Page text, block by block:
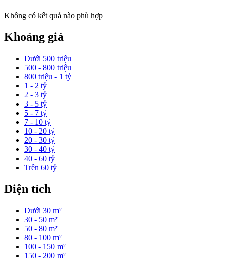
Không có kết quả nào phù hợp
Khoảng giá
Dưới 500 triệu
500 - 800 triệu
800 triệu - 1 tỷ
1 - 2 tỷ
2 - 3 tỷ
3 - 5 tỷ
5 - 7 tỷ
7 - 10 tỷ
10 - 20 tỷ
20 - 30 tỷ
30 - 40 tỷ
40 - 60 tỷ
Trên 60 tỷ
Diện tích
Dưới 30 m²
30 - 50 m²
50 - 80 m²
80 - 100 m²
100 - 150 m²
150 - 200 m²